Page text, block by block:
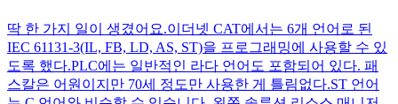
딱 한 가지 일이 생겼어요.이더넷 CAT에서는 6개 언어로 된
IEC 61131-3(IL, FB, LD, AS, ST)을 프로그래밍에 사용할 수 있
도록 했다.PLC에는 일반적인 라다 언어도 포함되어 있다. 패
스칼은 어원이지만 70세 정도만 사용한 게 틀림없다.ST 언어